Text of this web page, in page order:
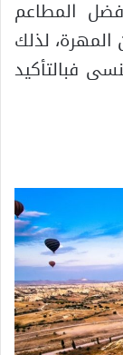
المطاعم
لذلك
فبالتأكيد